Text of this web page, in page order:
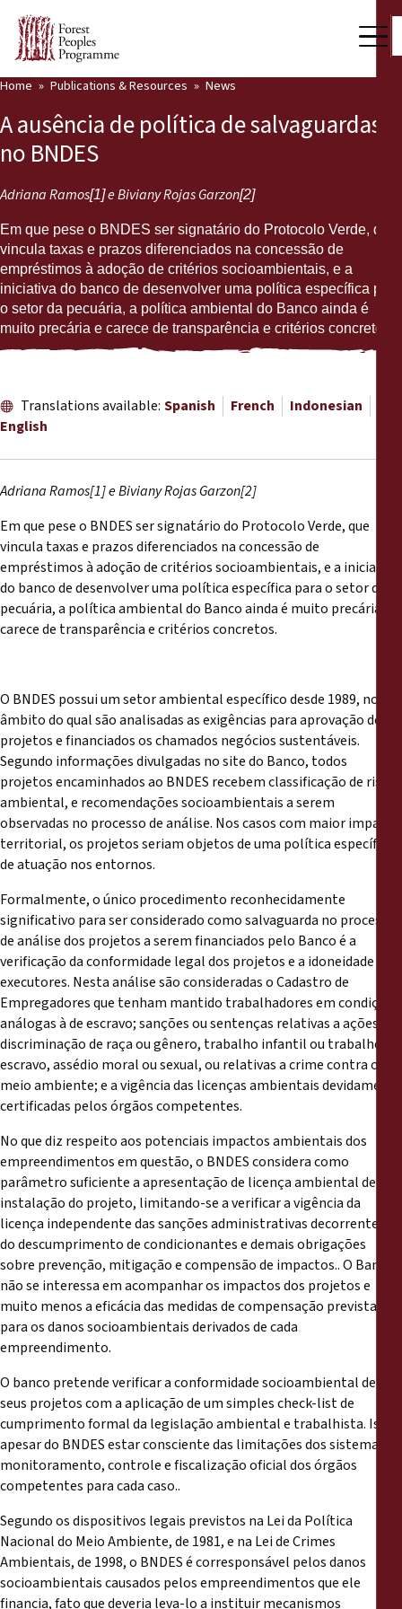
Who we are
Press Room
Our Work
Community Voices
Latest News
Publications & Resources
Back
Publications & Resources
Reports
Press Releases
Briefing Papers
Legal Submissions
Annual Reports
Home Publications & Resources News
A ausência de política de salvaguardas
no BNDES
Adriana Ramos[1]e Biviany Rojas Garzon[2]
Em que pese o BNDES ser signatário do Protocolo Verde, que
vincula taxas e prazos diferenciados na concessão de
empréstimos à adoção de critérios socioambientais, e a
iniciativa do banco de desenvolver uma política específica para
o setor da pecuária, a política ambiental do Banco ainda é
muito precária e carece de transparência e critérios concretos.
Translations available: Spanish French
Indonesian
English
Adriana Ramos[1] e Biviany Rojas Garzon[2]
Em que pese o BNDES ser signatário do Protocolo Verde, que
vincula taxas e prazos diferenciados na concessão de
empréstimos à adoção de critérios socioambientais, e a iniciativa
do banco de desenvolver uma política específica para o setor da
pecuária, a política ambiental do Banco ainda é muito precária e
carece de transparência e critérios concretos.
O BNDES possui um setor ambiental específico desde 1989, no
âmbito do qual são analisadas as exigências para aprovação de
projetos e financiados os chamados negócios sustentáveis.
Segundo informações divulgadas no site do Banco, todos
projetos encaminhados ao BNDES recebem classificação de risco
ambiental, e recomendações socioambientais a serem
observadas no processo de análise. Nos casos com maior impacto
territorial, os projetos seriam objetos de uma política específica
de atuação nos entornos.
Formalmente, o único procedimento reconhecidamente
significativo para ser considerado como salvaguarda no processo
de análise dos projetos a serem financiados pelo Banco é a
verificação da conformidade legal dos projetos e a idoneidade dos
executores. Nesta análise são consideradas o Cadastro de
Empregadores que tenham mantido trabalhadores em condições
análogas à de escravo; sanções ou sentenças relativas a ações de
discriminação de raça ou gênero, trabalho infantil ou trabalho
escravo, assédio moral ou sexual, ou relativas a crime contra o
meio ambiente; e a vigência das licenças ambientais devidamente
certificadas pelos órgãos competentes.
No que diz respeito aos potenciais impactos ambientais dos
empreendimentos em questão, o BNDES considera como
parâmetro suficiente a apresentação de licença ambiental de
instalação do projeto, limitando-se a verificar a vigência da
licença independente das sanções administrativas decorrentes
do descumprimento de condicionantes e demais obrigações
sobre prevenção, mitigação e compensão de impactos.. O Banco
não se interessa em acompanhar os impactos dos projetos e
muito menos a eficácia das medidas de compensação previstas
para os danos socioambientais derivados de cada
empreendimento.
O banco pretende verificar a conformidade socioambiental de
seus projetos com a aplicação de um simples check-list de
cumprimento formal da legislação ambiental e trabalhista. Isso,
apesar do BNDES estar consciente das limitações dos sistemas de
monitoramento, controle e fiscalização oficial dos órgãos
competentes para cada caso..
Segundo os dispositivos legais previstos na Lei da Política
Nacional do Meio Ambiente, de 1981, e na Lei de Crimes
Ambientais, de 1998, o BNDES é corresponsável pelos danos
socioambientais causados pelos empreendimentos que ele
financia, fato que deveria leva-lo a instituir mecanismos